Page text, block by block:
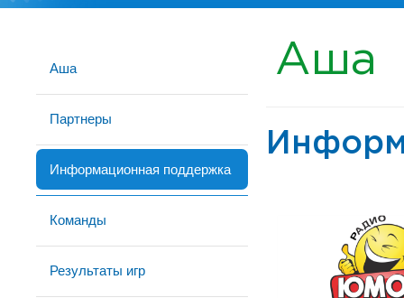
Аша
Партнеры
Информационная поддержка
Команды
Результаты игр
Аша